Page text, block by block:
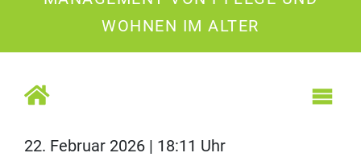
WOHNEN IM ALTER
22. Februar 2026 | 18:11 Uhr